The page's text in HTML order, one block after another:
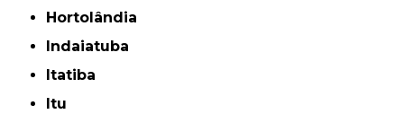
Hortolândia
Indaiatuba
Itatiba
Itu